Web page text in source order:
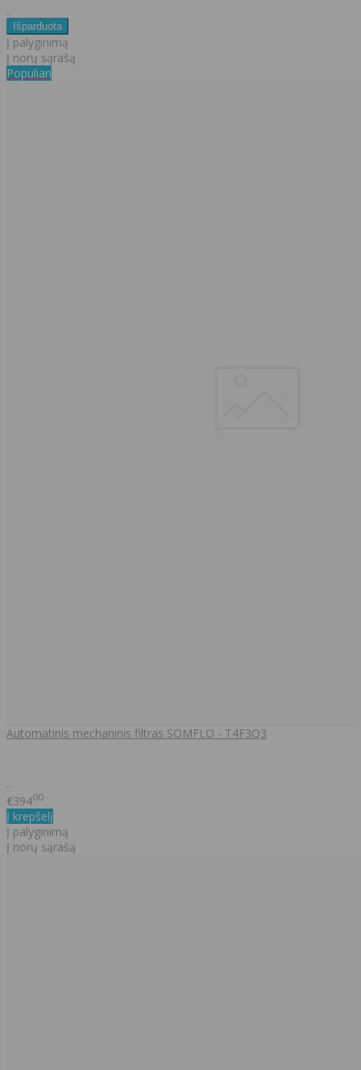
..
Į palyginimą
Į norų sąrašą
Populiari
Automatinis mechaninis filtras SOMFLO - T4F3Q3
..
€39400
Į krepšelį
Į palyginimą
Į norų sąrašą